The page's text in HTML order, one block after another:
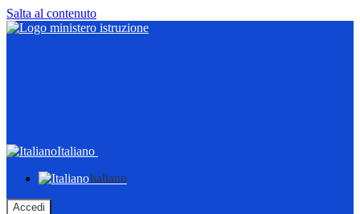
Salta al contenuto
Italiano
Italiano
Accedi